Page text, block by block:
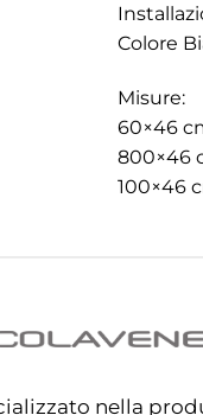
Colore
Misure:
60×46
800×46
100×46
nella